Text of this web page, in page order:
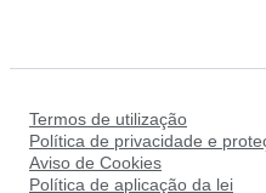
Termos de utilização
Política de privacidade e
Aviso de Cookies
Política de aplicação da lei